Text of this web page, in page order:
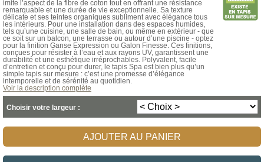
imite l’aspect de la fibre de coton tout en offrant une résistance
remarquable et une durée de vie exceptionnelle. Sa texture
délicate et ses teintes organiques subliment avec élégance tous
les intérieurs. Pour une installation dans des espaces humides,
tels qu’une cuisine, une salle de bain, ou même en extérieur - que
ce soit sur un balcon, une terrasse ou autour d’une piscine - optez
pour la finition Ganse Expression ou Galon Finesse. Ces finitions,
conçues pour résister à l’eau et aux rayons UV, garantissent une
durabilité et une esthétique irréprochables. Polyvalent, facile
d’entretien et conçu pour durer, le tapis Spa est bien plus qu’un
simple tapis sur mesure : c’est une promesse d’élégance
intemporelle et de sérénité au quotidien.
Voir la description complète
Choisir votre largeur :
AJOUTER AU PANIER